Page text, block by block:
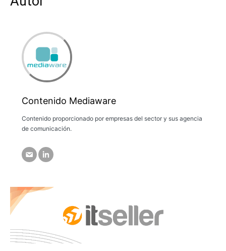
Contenido Mediaware
Contenido proporcionado por empresas del sector y sus agencia
de comunicación.